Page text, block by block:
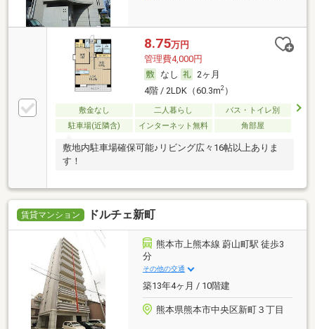
8.75万円
管理費4,000円
なし
2ヶ月
4階 / 2LDK（60.3m2）
敷金なし 二人暮らし
バス・トイレ別
駐車場(近隣含)
インターネット無料 角部屋
敷地内駐車場確保可能♪リビング広々16帖以上ありま
す！
賃貸マンション ドルチェ新町
熊本市上熊本線 蔚山町駅 徒歩3
分
その他の交通
築13年4ヶ月 / 10階建
熊本県熊本市中央区新町３丁目